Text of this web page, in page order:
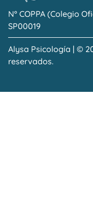
Nº COPPA (Colegio
SP00019
Alysa Psicología | ©
reservados.